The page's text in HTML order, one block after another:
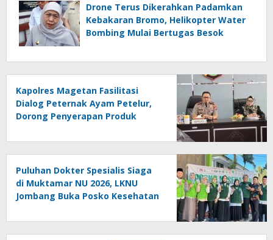
Drone Terus Dikerahkan Padamkan
Kebakaran Bromo, Helikopter Water
Bombing Mulai Bertugas Besok
Kapolres Magetan Fasilitasi
Dialog Peternak Ayam Petelur,
Dorong Penyerapan Produk
Puluhan Dokter Spesialis Siaga
di Muktamar NU 2026, LKNU
Jombang Buka Posko Kesehatan